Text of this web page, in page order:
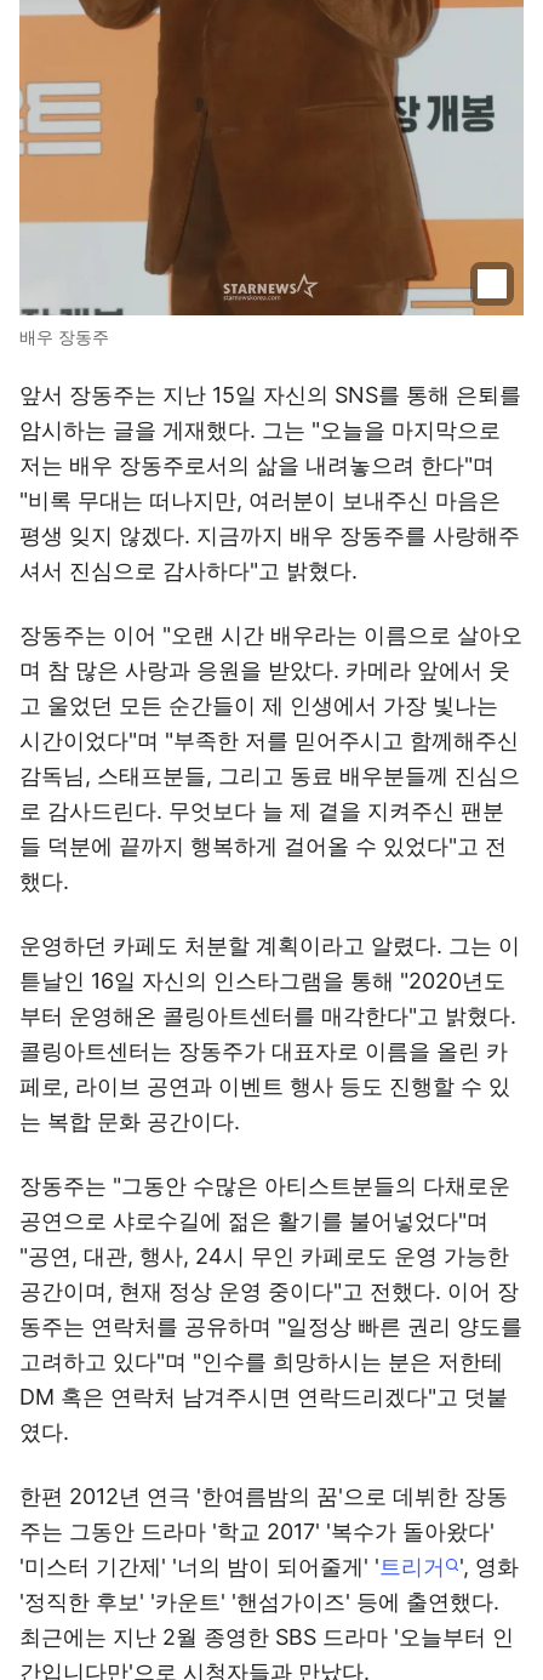
배우 장동주
앞서 장동주는 지난 15일 자신의 SNS를 통해 은퇴를
암시하는 글을 게재했다. 그는 "오늘을 마지막으로
저는 배우 장동주로서의 삶을 내려놓으려 한다"며
"비록 무대는 떠나지만, 여러분이 보내주신 마음은
평생 잊지 않겠다. 지금까지 배우 장동주를 사랑해주
셔서 진심으로 감사하다"고 밝혔다.
장동주는 이어 "오랜 시간 배우라는 이름으로 살아오
며 참 많은 사랑과 응원을 받았다. 카메라 앞에서 웃
고 울었던 모든 순간들이 제 인생에서 가장 빛나는
시간이었다"며 "부족한 저를 믿어주시고 함께해주신
감독님, 스태프분들, 그리고 동료 배우분들께 진심으
로 감사드린다. 무엇보다 늘 제 곁을 지켜주신 팬분
들 덕분에 끝까지 행복하게 걸어올 수 있었다"고 전
했다.
운영하던 카페도 처분할 계획이라고 알렸다. 그는 이
튿날인 16일 자신의 인스타그램을 통해 "2020년도
부터 운영해온 콜링아트센터를 매각한다"고 밝혔다.
콜링아트센터는 장동주가 대표자로 이름을 올린 카
페로, 라이브 공연과 이벤트 행사 등도 진행할 수 있
는 복합 문화 공간이다.
장동주는 "그동안 수많은 아티스트분들의 다채로운
공연으로 샤로수길에 젊은 활기를 불어넣었다"며
"공연, 대관, 행사, 24시 무인 카페로도 운영 가능한
공간이며, 현재 정상 운영 중이다"고 전했다. 이어 장
동주는 연락처를 공유하며 "일정상 빠른 권리 양도를
고려하고 있다"며 "인수를 희망하시는 분은 저한테
DM 혹은 연락처 남겨주시면 연락드리겠다"고 덧붙
였다.
한편 2012년 연극 '한여름밤의 꿈'으로 데뷔한 장동
주는 그동안 드라마 '학교 2017' '복수가 돌아왔다'
'미스터 기간제' '너의 밤이 되어줄게' '트리거
', 영화
'정직한 후보' '카운트' '핸섬가이즈' 등에 출연했다.
최근에는 지난 2월 종영한 SBS 드라마 '오늘부터 인
간입니다만'으로 시청자들과 만났다.